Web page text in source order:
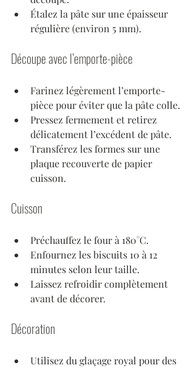
Étalez la pâte sur une épaisseur
régulière (environ 5 mm).
Découpe avec l’emporte-pièce
Farinez légèrement l’emporte-
pièce pour éviter que la pâte colle.
Pressez fermement et retirez
délicatement l’excédent de pâte.
Transférez les formes sur une
plaque recouverte de papier
cuisson.
Cuisson
Préchauffez le four à 180°C.
Enfournez les biscuits 10 à 12
minutes selon leur taille.
Laissez refroidir complètement
avant de décorer.
Décoration
Utilisez du glaçage royal pour des